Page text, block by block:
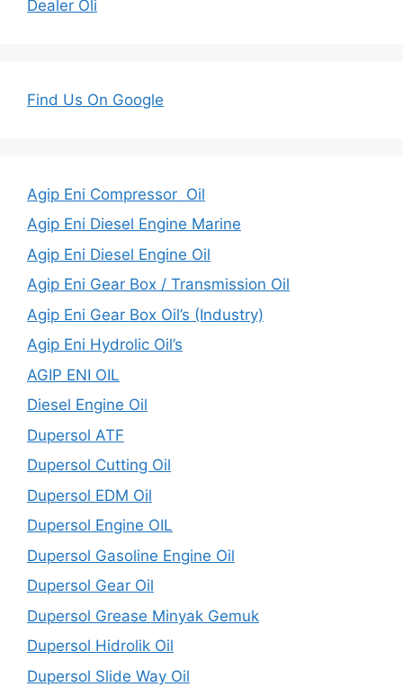
Dealer Oli
Find Us On Google
Agip Eni Compressor Oil
Agip Eni Diesel Engine Marine
Agip Eni Diesel Engine Oil
Agip Eni Gear Box / Transmission Oil
Agip Eni Gear Box Oil’s (Industry)
Agip Eni Hydrolic Oil’s
AGIP ENI OIL
Diesel Engine Oil
Dupersol ATF
Dupersol Cutting Oil
Dupersol EDM Oil
Dupersol Engine OIL
Dupersol Gasoline Engine Oil
Dupersol Gear Oil
Dupersol Grease Minyak Gemuk
Dupersol Hidrolik Oil
Dupersol Slide Way Oil